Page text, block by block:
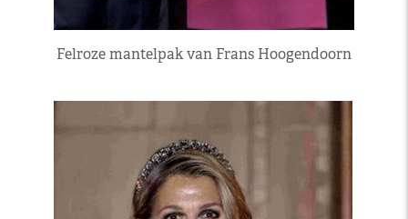
Felroze mantelpak van Frans Hoogendoorn